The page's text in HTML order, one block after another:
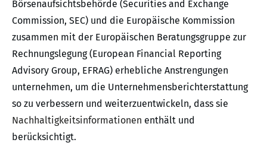
Börsenaufsichtsbehörde (Securities and Exchange
Commission, SEC) und die Europäische Kommission
zusammen mit der Europäischen Beratungsgruppe zur
Rechnungslegung (European Financial Reporting
Advisory Group, EFRAG) erhebliche Anstrengungen
unternehmen, um die Unternehmensberichterstattung
so zu verbessern und weiterzuentwickeln, dass sie
Nachhaltigkeitsinformationen enthält und
berücksichtigt.